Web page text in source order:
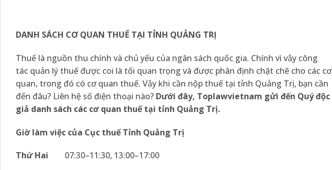
DANH SÁCH CƠ QUAN THUẾ TẠI TỈNH QUẢNG TRỊ
Thuế là nguồn thu chính và chủ yếu của ngân sách quốc gia. Chính vì vậy công
tác quản lý thuế được coi là tối quan trọng và được phân định chặt chẽ cho các cơ
quan, trong đó có cơ quan thuế. Vậy khi cần nộp thuế tại tỉnh Quảng Trị, bạn cần
đến đâu? Liên hệ số điện thoại nào? Dưới đây, Toplawvietnam gửi đến Quý độc
giả danh sách các cơ quan thuế tại tỉnh Quảng Trị.
Giờ làm việc của Cục thuế Tỉnh Quảng Trị
Thứ Hai 07:30–11:30, 13:00–17:00